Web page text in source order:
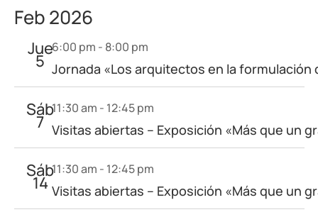
Feb 2026
Jue
5
6:00 pm - 8:00 pm
Jornada «Los arquitectos en la formulación
Sáb
7
11:30 am - 12:45 pm
Visitas abiertas – Exposición «Más que un
Sáb
14
11:30 am - 12:45 pm
Visitas abiertas – Exposición «Más que un